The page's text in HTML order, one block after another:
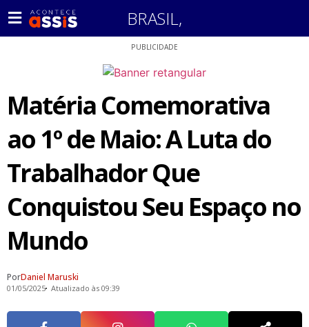
BRASIL ,
PUBLICIDADE
Matéria Comemorativa
ao 1º de Maio: A Luta do
Trabalhador Que
Conquistou Seu Espaço no
Mundo
PorDaniel Maruski
01/05/2025 Atualizado às 09:39